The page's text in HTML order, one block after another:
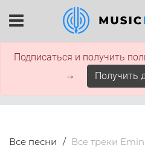
Подписаться и получить
→
Получить
Все песни Все треки